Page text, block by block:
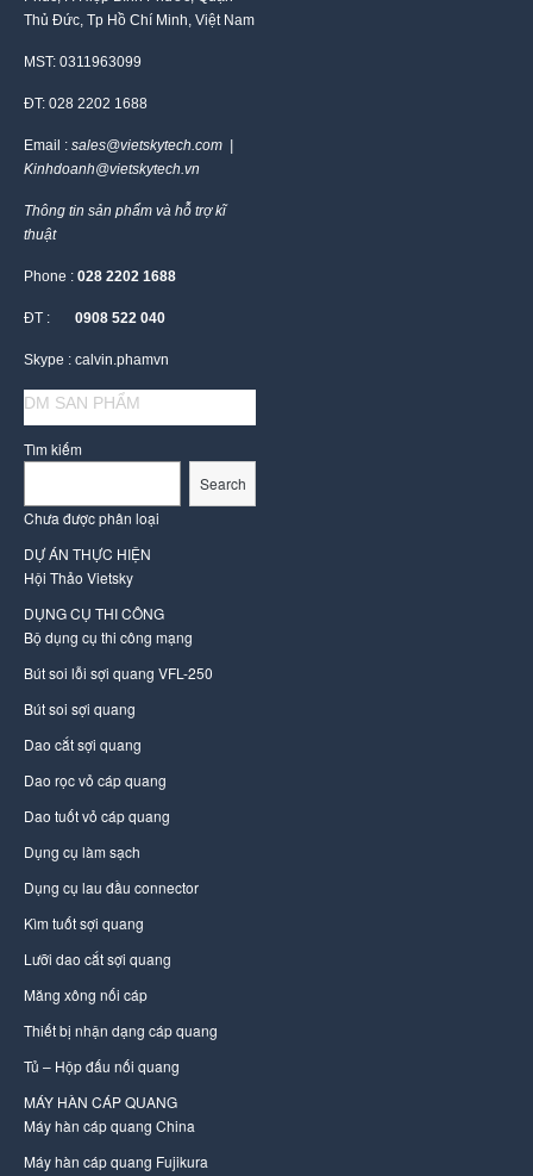
Thủ Đức, Tp Hồ Chí Minh, Việt Nam
MST: 0311963099
ĐT: 028 2202 1688
Email : sales@vietskytech.com |
Kinhdoanh@vietskytech.vn
Thông tin sản phẩm và hỗ trợ kĩ
thuật
Phone : 028 2202 1688
ĐT : 0908 522 040
Skype : calvin.phamvn
DM SAN PHẨM
Tìm kiếm
Search
Chưa được phân loại
DỰ ÁN THỰC HIỆN
Hội Thảo Vietsky
DỤNG CỤ THI CÔNG
Bộ dụng cụ thi công mạng
Bút soi lỗi sợi quang VFL-250
Bút soi sợi quang
Dao cắt sợi quang
Dao rọc vỏ cáp quang
Dao tuốt vỏ cáp quang
Dụng cụ làm sạch
Dụng cụ lau đầu connector
Kìm tuốt sợi quang
Lưỡi dao cắt sợi quang
Măng xông nối cáp
Thiết bị nhận dạng cáp quang
Tủ – Hộp đấu nối quang
MÁY HÀN CÁP QUANG
Máy hàn cáp quang China
Máy hàn cáp quang Fujikura